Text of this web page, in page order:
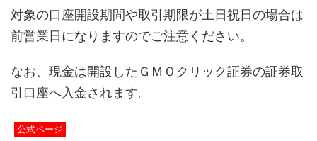
対象の口座開設期間や取引期限が土日祝日の場合は
前営業日になりますのでご注意ください。
なお、現金は開設したＧＭＯクリック証券の証券取
引口座へ入金されます。
公式ページ